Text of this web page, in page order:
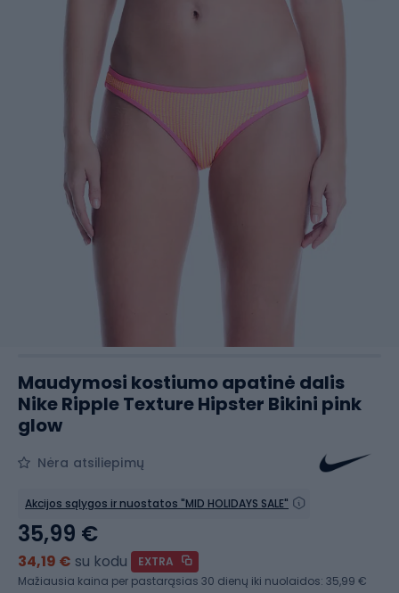
Maudymosi kostiumo apatinė dalis
Nike Ripple Texture Hipster Bikini pink
glow
Nėra atsiliepimų
Akcijos sąlygos ir nuostatos "MID HOLIDAYS SALE"
35,99 €
34,19 € su kodu
EXTRA
Mažiausia kaina per pastarąsias 30 dienų iki nuolaidos: 35,99 €